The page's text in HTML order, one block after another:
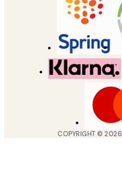
COPYRIGHT ©2026